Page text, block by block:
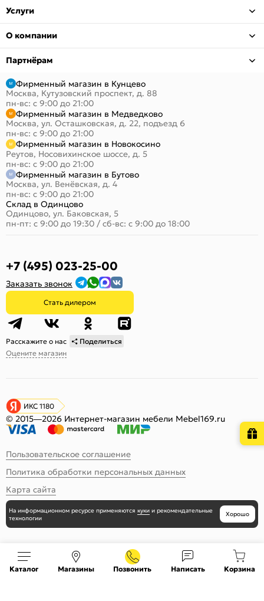
Услуги
О компании
Партнёрам
Фирменный магазин в Кунцево
Москва, Кутузовский проспект, д. 88
пн-вс: с 9:00 до 21:00
Фирменный магазин в Медведково
Москва, ул. Осташковская, д. 22, подъезд 6
пн-вс: с 9:00 до 21:00
Фирменный магазин в Новокосино
Реутов, Носовихинское шоссе, д. 5
пн-вс: с 9:00 до 21:00
Фирменный магазин в Бутово
Москва, ул. Венёвская, д. 4
пн-вс: с 9:00 до 21:00
Склад в Одинцово
Одинцово, ул. Баковская, 5
пн-пт: с 9:00 до 19:30 / сб-вс: с 9:00 до 18:00
+7 (495) 023-25-00
Заказать звонок
Стать дилером
Расскажите о нас
Поделиться
Оцените магазин
ИКС 1180
© 2015—2026 Интернет-магазин мебели Mebel169.ru
Пользовательское соглашение
Политика обработки персональных данных
Карта сайта
Каталог Магазины Позвонить Написать Корзина
На информационном ресурсе применяются куки и рекомендательные
технологии
Хорошо